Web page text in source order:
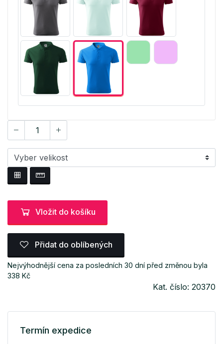
Vložit do košíku
Přidat do oblíbených
Nejvýhodnější cena za posledních 30 dní před změnou byla
338 Kč
Kat. číslo: 20370
Termín expedice